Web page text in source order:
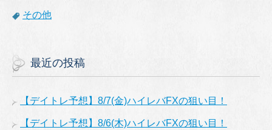
その他
最近の投稿
【デイトレ予想】8/7(金)ハイレバFXの狙い目！
【デイトレ予想】8/6(木)ハイレバFXの狙い目！